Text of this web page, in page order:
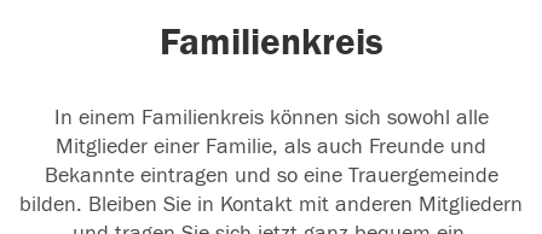
Familienkreis
In einem Familienkreis können sich sowohl alle
Mitglieder einer Familie, als auch Freunde und
Bekannte eintragen und so eine Trauergemeinde
bilden. Bleiben Sie in Kontakt mit anderen Mitgliedern